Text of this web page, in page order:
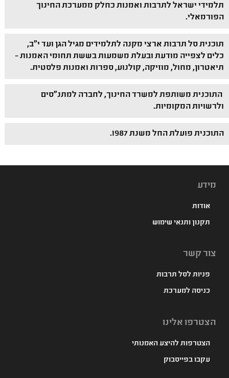
תלמידי ישראל לתרבות ואמנות כחלק ממערכת החינוך
הפורמאלי.
תוכנית סל תרבות ארצי מקנה לתלמידים מגיל הגן ועד י"ב,
כלים לצפייה מודעת ובעלת משמעות בששת תחומי האמנות –
תיאטרון, מחול, מוזיקה, קולנוע, ספרות ואמנות פלסטית.
התוכנית משותפת למשרד החינוך, לחברה למתנ"סים
ולרשויות המקומיות.
התוכנית פועלת החל משנת 1987.
מידע
אודות
תקנון ותנאי שימוש
צור קשר
פניות לסל תרבות
כניסה למערכת
הצטרפו אלינו
הצטרפות להיצע האמנותי
עקבו בפייסבוק